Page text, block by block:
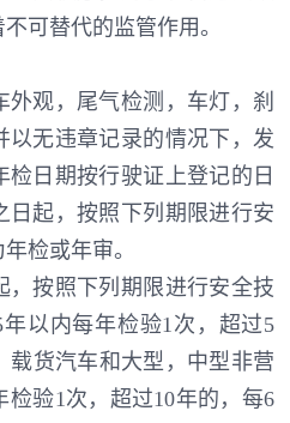
可替代的监管作用。
观，尾气检测，车灯，刹
以无违章记录的情况下，发
日期按行驶证上登记的日
日起，按照下列期限进行安
检或年审。
，按照下列期限进行安全技
以内每年检验1次，超过5
载货汽车和大型，中型非营
验1次，超过10年的，每6